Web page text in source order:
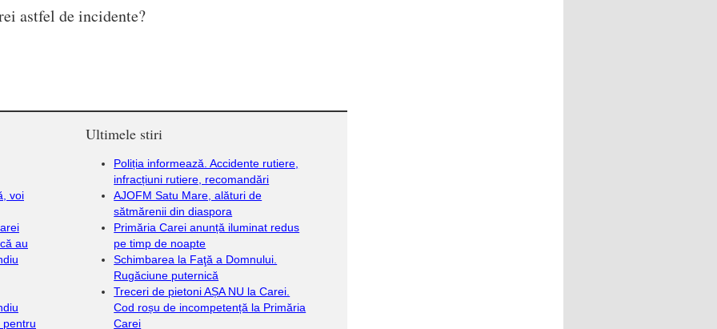
astfel de incidente?
voi
au
pentru
Ultimele stiri
Poliția informează. Accidente rutiere,
infracțiuni rutiere, recomandări
AJOFM Satu Mare, alături de
sătmărenii din diaspora
Primăria Carei anunță iluminat redus
pe timp de noapte
Schimbarea la Faţă a Domnului.
Rugăciune puternică
Treceri de pietoni AȘA NU la Carei.
Cod roșu de incompetență la Primăria
Carei